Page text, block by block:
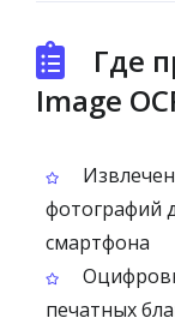
Где
Image
фотографий
смартфона
печатных